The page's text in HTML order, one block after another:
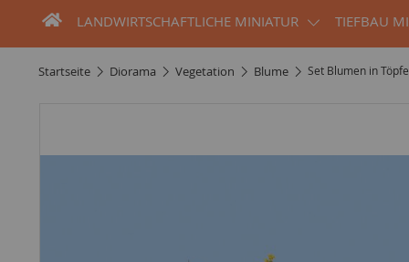
LANDWIRTSCHAFTLICHE MINIATUR TIEFBAU
startseite diorama vegetation blume Set Blumen in